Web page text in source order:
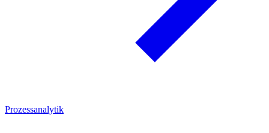
Prozessanalytik